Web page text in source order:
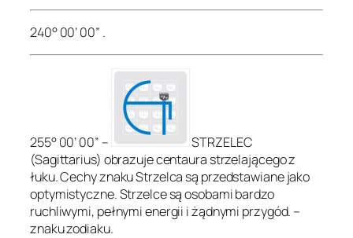
240° 00’ 00” .
255° 00’ 00” –
STRZELEC
(Sagittarius) obrazuje centaura strzelającego z
łuku. Cechy znaku Strzelca są przedstawiane jako
optymistyczne. Strzelce są osobami bardzo
ruchliwymi, pełnymi energii i żądnymi przygód. –
znaku zodiaku.